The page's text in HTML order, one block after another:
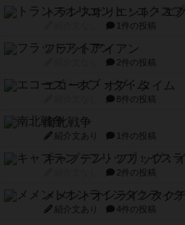
トランスオリエント・エ
1件の投稿
フラットアイアン
2件の投稿
エコーズ・オブ・タイム
8件の投稿
南北戦争
紹介文あり 1件の投稿
キャプテン・フリップ：
2件の投稿
メメントオンラインタク
紹介文あり 4件の投稿